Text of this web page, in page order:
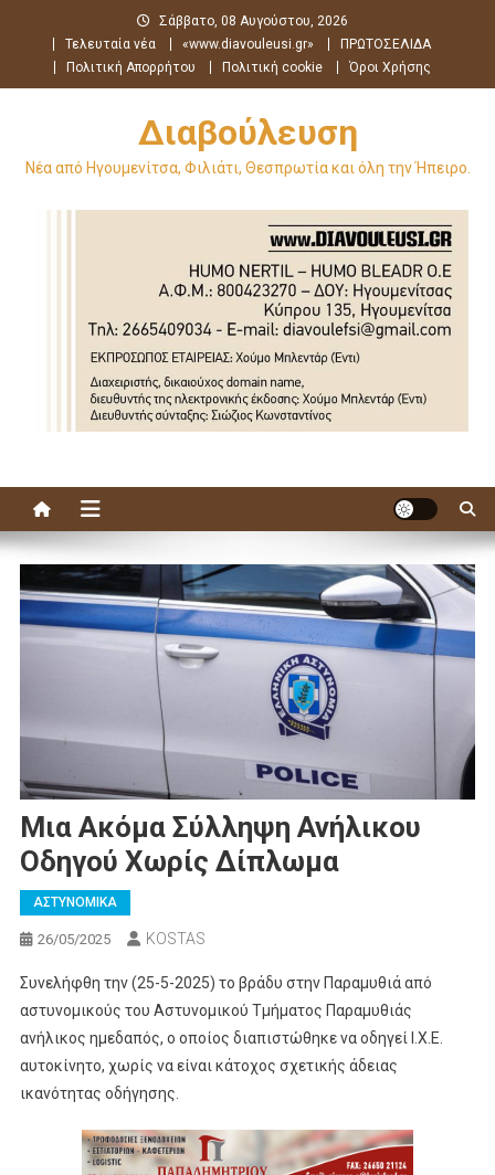
περιεχόμενο
Σάββατο, 08 Αυγούστου, 2026
Τελευταία νέα
«www.diavouleusi.gr»
ΠΡΩΤΟΣΕΛΙΔΑ
Πολιτική Απορρήτου
Πολιτική cookie Όροι Χρήσης
Διαβούλευση
Νέα από Ηγουμενίτσα, Φιλιάτι, Θεσπρωτία και όλη την Ήπειρο.
Μια Ακόμα Σύλληψη Ανήλικου
Οδηγού Χωρίς Δίπλωμα
ΑΣΤΥΝΟΜΙΚΑ
26/05/2025 KOSTAS
Συνελήφθη την (25-5-2025) το βράδυ στην Παραμυθιά από
αστυνομικούς του Αστυνομικού Τμήματος Παραμυθιάς
ανήλικος ημεδαπός, ο οποίος διαπιστώθηκε να οδηγεί Ι.Χ.Ε.
αυτοκίνητο, χωρίς να είναι κάτοχος σχετικής άδειας
ικανότητας οδήγησης.